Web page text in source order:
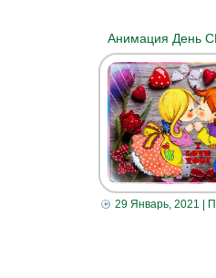
Анимация День
29 Январь, 2021 |